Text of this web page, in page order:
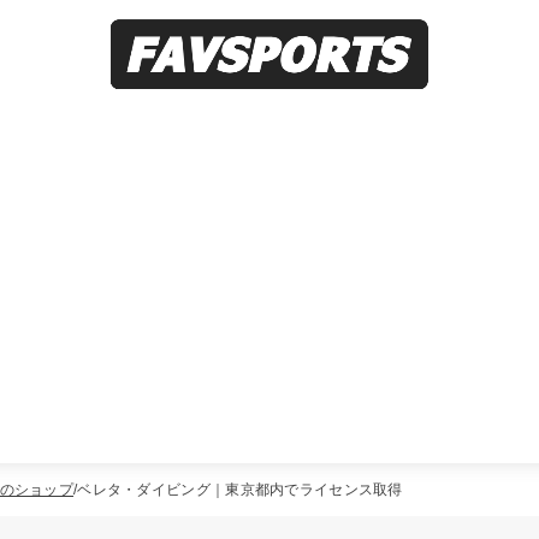
ショップ ベレタ・ダイビング｜東京都内でライセンス取得